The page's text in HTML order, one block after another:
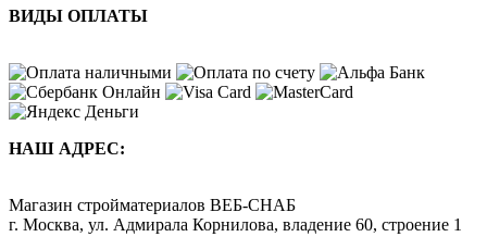
ВИДЫ ОПЛАТЫ
НАШ АДРЕС:
Магазин стройматериалов ВЕБ-СНАБ
г. Москва, ул. Адмирала Корнилова, владение 60, строение 1